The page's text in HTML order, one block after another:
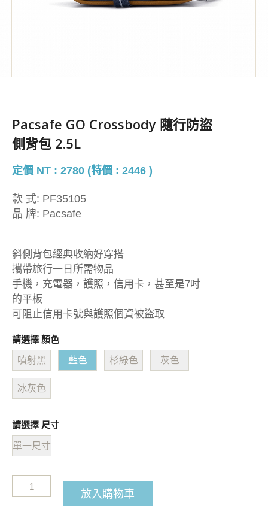
Pacsafe GO Crossbody 隨行防盜
側背包 2.5L
定價 NT : 2780 (特價 : 2446 )
款 式: PF35105
品 牌: Pacsafe
斜側背包經典收納好穿搭
攜帶旅行一日所需物品
手機，充電器，護照，信用卡，甚至是7吋
的平板
可阻止信用卡號與護照個資被盜取
請選擇 顏色
噴射黑 藍色 杉綠色 灰色
冰灰色
請選擇 尺寸
單一尺寸
放入購物車